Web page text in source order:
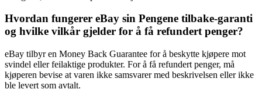
Hvordan fungerer eBay sin Pengene tilbake-garanti
og hvilke vilkår gjelder for å få refundert penger?
eBay tilbyr en Money Back Guarantee for å beskytte kjøpere mot
svindel eller feilaktige produkter. For å få refundert penger, må
kjøperen bevise at varen ikke samsvarer med beskrivelsen eller ikke
ble levert som avtalt.